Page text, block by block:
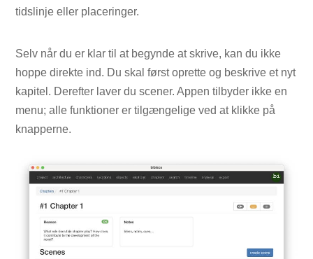
tidslinje eller placeringer.
Selv når du er klar til at begynde at skrive, kan du ikke
hoppe direkte ind. Du skal først oprette og beskrive et nyt
kapitel. Derefter laver du scener. Appen tilbyder ikke en
menu; alle funktioner er tilgængelige ved at klikke på
knapperne.